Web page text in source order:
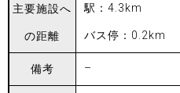
主要施設へ
の距離
駅：4.3km
バス停：0.2km
備考 –